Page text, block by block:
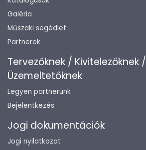
Galéria
Műszaki segédlet
Partnerek
Tervezőknek / Kivitelezőknek /
Üzemeltetőknek
Legyen partnerünk
Bejelentkezés
Jogi dokumentációk
Jogi nyilatkozat